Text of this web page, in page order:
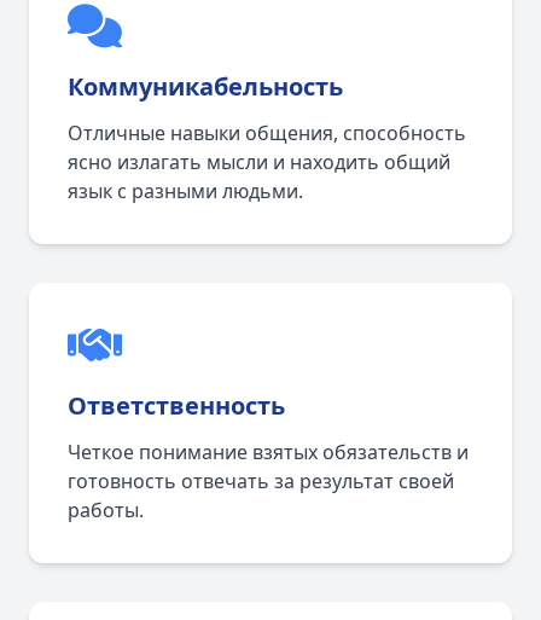
Коммуникабельность
Отличные навыки общения, способность
ясно излагать мысли и находить общий
язык с разными людьми.
Ответственность
Четкое понимание взятых обязательств и
готовность отвечать за результат своей
работы.